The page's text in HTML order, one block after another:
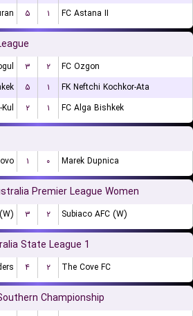
۵ ۱ FC Astana II
۳ ۲
FC Ozgon
۵ ۱
FK Neftchi Kochkor-Ata
۲ ۱ FC Alga Bishkek
۱ ۰ Marek Dupnica
Premier League Women
۳ ۲ Subiaco AFC (W)
State League 1
۴ ۲ The Cove FC
Championship